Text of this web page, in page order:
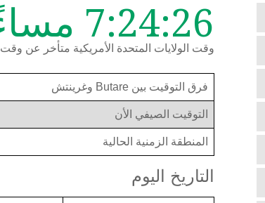
7:24:27 مساءً
وقت الولايات المتحدة الأمريكية متأخر عن وقت Butare بمقدار 8 ساعات
فرق التوقيت بين Butare وغرينتش
التوقيت الصيفي الأن
المنطقة الزمنية الحالية
التاريخ اليوم